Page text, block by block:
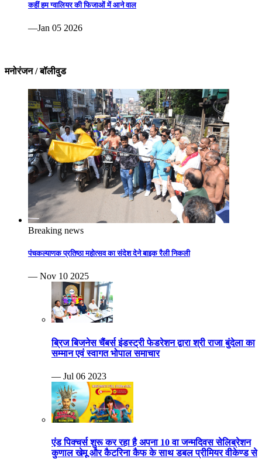
कहीं हम ग्वालियर की फिजाओं में आने वाल
—Jan 05 2026
मनोरंजन / बॉलीवुड
Breaking news
पंचकल्याणक प्रतिष्ठा महोत्सव का संदेश देने बाइक रैली निकली
— Nov 10 2025
ब्रिज बिजनेस चैंबर्स इंडस्ट्री फेडरेशन द्वारा श्री राजा बुंदेला का
सम्मान एवं स्वागत भोपाल समाचार
— Jul 06 2023
एंड पिक्चर्स शुरू कर रहा है अपना 10 वा जन्मदिवस सेलिब्रेशन
कुणाल खेमू और कैटरिना कैफ के साथ डबल प्रीमियर वीकेण्ड से